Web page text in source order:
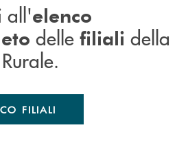
all'elenco
delle filiali della
FILIALI